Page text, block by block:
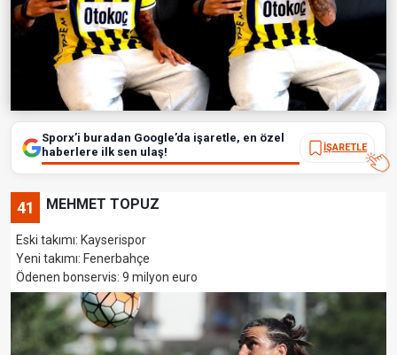
Sporx’i buradan Google’da işaretle, en özel
haberlere ilk sen ulaş!
İŞARETLE
41 MEHMET TOPUZ
Eski takımı: Kayserispor
Yeni takımı: Fenerbahçe
Ödenen bonservis: 9 milyon euro